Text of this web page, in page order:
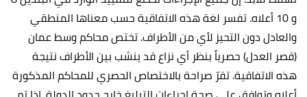
و 10 أعلاه. تفسر لغة هذه الاتفاقية حسب معناها المنطقي
والعادل دون التحيز لأي من الأطراف. تختص محاكم وسط عمان
(قصر العدل) حصرياً بنظر أي نزاع قد ينشب بين الأطراف نتيجة
هذه الاتفاقية. تقرّ صراحة بالاختصاص الحصري للمحاكم المذكورة